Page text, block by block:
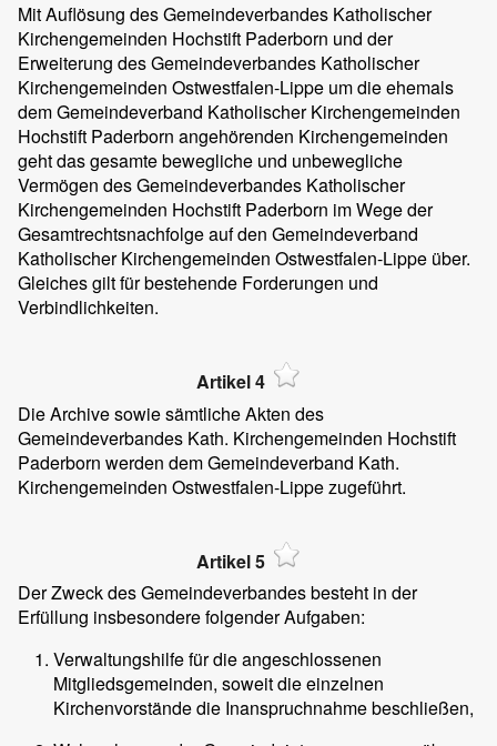
Mit Auflösung des Gemeindeverbandes Katholischer
Kirchengemeinden Hochstift Paderborn und der
Erweiterung des Gemeindeverbandes Katholischer
Kirchengemeinden Ostwestfalen-Lippe um die ehemals
dem Gemeindeverband Katholischer Kirchengemeinden
Hochstift Paderborn angehörenden Kirchengemeinden
geht das gesamte bewegliche und unbewegliche
Vermögen des Gemeindeverbandes Katholischer
Kirchengemeinden Hochstift Paderborn im Wege der
Gesamtrechtsnachfolge auf den Gemeindeverband
Katholischer Kirchengemeinden Ostwestfalen-Lippe über.
Gleiches gilt für bestehende Forderungen und
Verbindlichkeiten.
Artikel 4
Die Archive sowie sämtliche Akten des
Gemeindeverbandes Kath. Kirchengemeinden Hochstift
Paderborn werden dem Gemeindeverband Kath.
Kirchengemeinden Ostwestfalen-Lippe zugeführt.
Artikel 5
Der Zweck des Gemeindeverbandes besteht in der
Erfüllung insbesondere folgender Aufgaben:
Verwaltungshilfe für die angeschlossenen
Mitgliedsgemeinden, soweit die einzelnen
Kirchenvorstände die Inanspruchnahme beschließen,